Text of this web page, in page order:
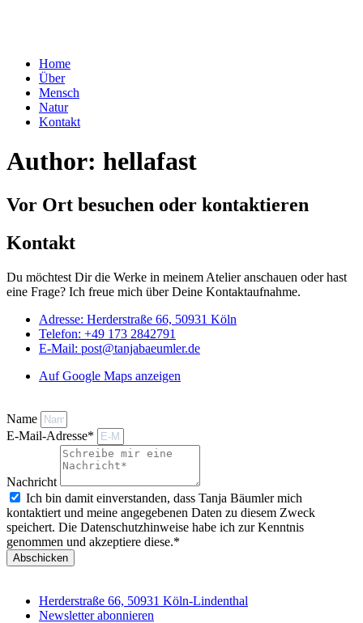
Home
Über
Mensch
Natur
Kontakt
Author: hellafast
Vor Ort besuchen oder kontaktieren
Kontakt
Du möchtest Dir die Werke in meinem Atelier anschauen oder hast
eine Frage? Ich freue mich über Deine Kontaktaufnahme.
Adresse: Herderstraße 66, 50931 Köln
Telefon: +49 173 2842791
E-Mail: post@tanjabaeumler.de
Auf Google Maps anzeigen
Name
E-Mail-Adresse*
Nachricht
Ich bin damit einverstanden, dass Tanja Bäumler mich
kontaktiert und meine angegebenen Daten zu diesem Zweck
speichert. Die Datenschutzhinweise habe ich zur Kenntnis
genommen und akzeptiere diese.*
Abschicken
Herderstraße 66, 50931 Köln-Lindenthal
Newsletter abonnieren